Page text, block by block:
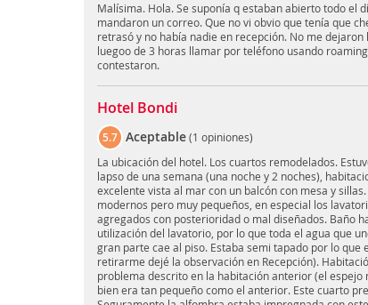
Malísima. Hola. Se suponía q estaban abierto todo el
mandaron un correo. Que no vi obvio que tenía que
retrasó y no había nadie en recepción. No me
luegoo de 3 horas llamar por teléfono usando
contestaron.
Hotel Bondi
5.7 Aceptable(1 opiniones)
La ubicación del hotel. Los cuartos remodelados.
lapso de una semana (una noche y 2 noches),
excelente vista al mar con un balcón con mesa y
modernos pero muy pequeños, en especial los
agregados con posterioridad o mal diseñados. Baño
utilización del lavatorio, por lo que toda el agua que
gran parte cae al piso. Estaba semi tapado por lo
retirarme dejé la observación en Recepción).
problema descrito en la habitación anterior (el espejo
bien era tan pequeño como el anterior. Este cuarto